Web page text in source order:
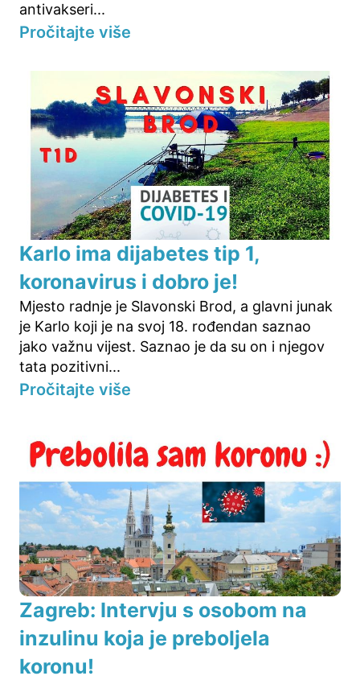
antivakseri...
Pročitajte više
Karlo ima dijabetes tip 1,
koronavirus i dobro je!
Mjesto radnje je Slavonski Brod, a glavni junak
je Karlo koji je na svoj 18. rođendan saznao
jako važnu vijest. Saznao je da su on i njegov
tata pozitivni...
Pročitajte više
Zagreb: Intervju s osobom na
inzulinu koja je preboljela
koronu!